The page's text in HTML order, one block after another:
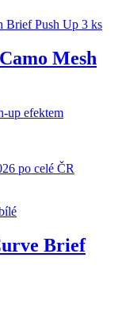
Mesh
up efektem
po celé ČR
Brief